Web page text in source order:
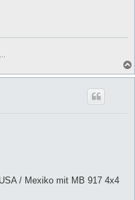
/ Mexiko mit MB 917 4x4